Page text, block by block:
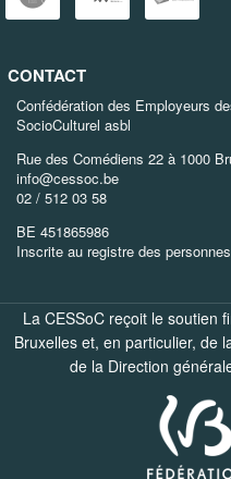
CONTACT
Confédération des Employeurs
SocioCulturel asbl
Rue des Comédiens 22 à 1000
info@cessoc.be
02 / 512 03 58
BE 451865986
Inscrite au registre des
La CESSoC reçoit le soutien
Bruxelles et, en particulier, de
de la Direction